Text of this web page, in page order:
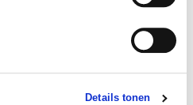
Details tonen